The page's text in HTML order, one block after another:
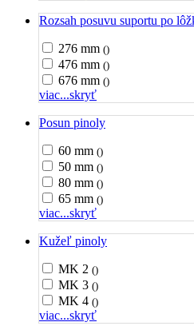
Rozsah posuvu suportu po
276 mm ()
476 mm ()
676 mm ()
viac...skryť
Posun pinoly
60 mm ()
50 mm ()
80 mm ()
65 mm ()
viac...skryť
Kužeľ pinoly
MK 2 ()
MK 3 ()
MK 4 ()
viac...skryť